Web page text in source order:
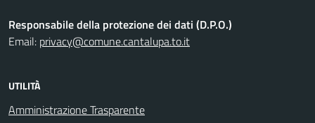
Responsabile della protezione dei dati (D.P.O.)
Email: privacy@comune.cantalupa.to.it
UTILITÀ
Amministrazione Trasparente